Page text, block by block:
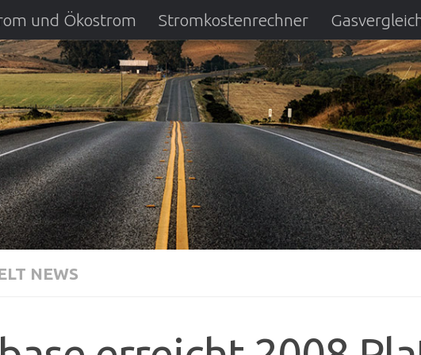
und Ökostrom Stromkostenrechner
DSL Anbietervergleich
NEWS